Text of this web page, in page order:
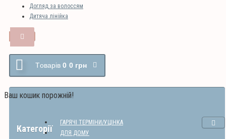
Догляд за волоссям
Дитяча лінійка
Tоварів 0 0 грн
Ваш кошик порожній!
Категорії
ГАРЯЧІ ТЕРМІНИ/УЦІНКА
ДЛЯ ДОМУ